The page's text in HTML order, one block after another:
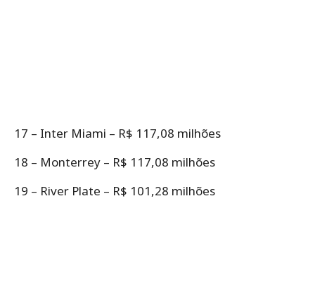
17 – Inter Miami – R$ 117,08 milhões
18 – Monterrey – R$ 117,08 milhões
19 – River Plate – R$ 101,28 milhões